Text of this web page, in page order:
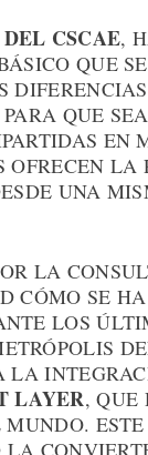
CSCAE,
QUE
QUE
EN
OFRECEN LA
UNA
LA
CÓMO SE
LOS
LA
LAYER, QUE
MUNDO.